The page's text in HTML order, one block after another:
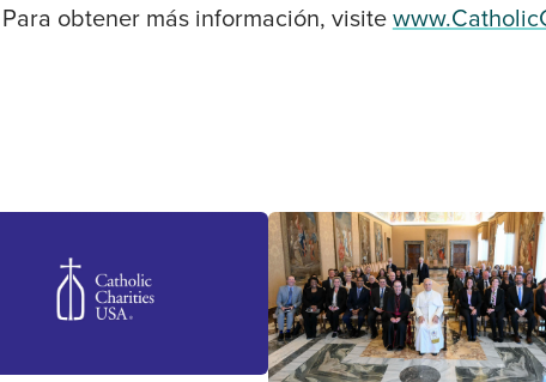
obtener más información, visite